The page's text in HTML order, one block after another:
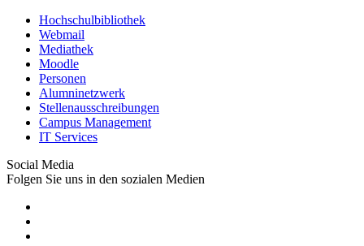
Hochschulbibliothek
Webmail
Mediathek
Moodle
Personen
Alumninetzwerk
Stellenausschreibungen
Campus Management
IT Services
Social Media
Folgen Sie uns in den sozialen Medien